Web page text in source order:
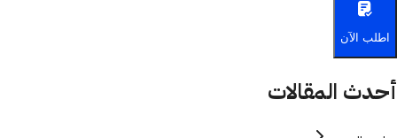
اطلب الآن
أحدث المقالات